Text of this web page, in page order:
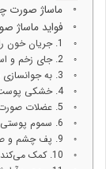
ماساژ صورت
فواید ماساژ
1. جریان خون را در پوست صورت افزایش می‌دهد
2. جای زخم و اسکار را بهبود می‌بخشد
3. به جوانسازی پوست کمک می‌کند
4. خشکی پوست را بهبود می‌بخشد
5. عضلات صورت را تقویت می‌کند
6. سموم پوستی را دفع می‌کند
9. پف چشم و صورت را کاهش می‌دهد
10. کمک می‌کند تا محصولات پوستی بهتر جذب شوند